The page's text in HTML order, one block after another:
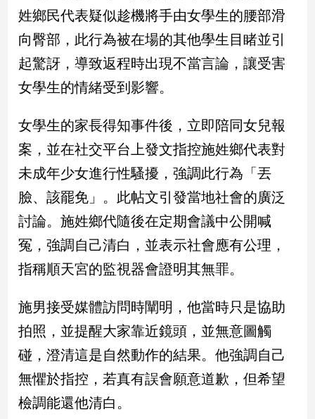
政
治
焦
品
觀
民
調
國
會
點
觀
點
兩
岸/
國
際
會/
地
方
姓鄉民代表疑似趁機將手由女學生的腰部滑
向臀部，此行為被在場的其他學生目睹並引
起驚訝，導致返程時出現不當言論，讓受害
女學生的情緒受到影響。
女學生的家長得知事件後，立即陪同女兒報
案，並在社交平台上發文指控施姓鄉代表對
未成年少女進行性騷擾，強調此行為「丟
臉、該罷免」。此帖文引發當地社會的廣泛
討論。施姓鄉代隨後在定期會議中公開喊
冤，強調自己清白，並表示社會應有公理，
指稱順天宮的監視器會證明其無罪。
施男接受媒體訪問時闡明，他當時只是協助
拍照，並提醒大家靠近鏡頭，並無意圖觸
碰，澄清這是自然動作的結果。他強調自己
無懼於指控，若真有誤會願意道歉，但希望
檢調能還他清白。